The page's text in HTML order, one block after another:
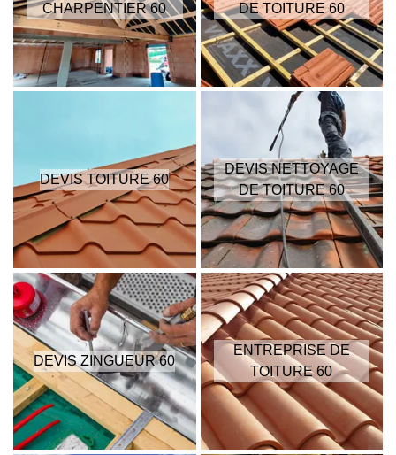
CHARPENTIER 60
DE TOITURE 60
DEVIS TOITURE 60
DEVIS NETTOYAGE
DE TOITURE 60
DEVIS ZINGUEUR 60
ENTREPRISE DE
TOITURE 60